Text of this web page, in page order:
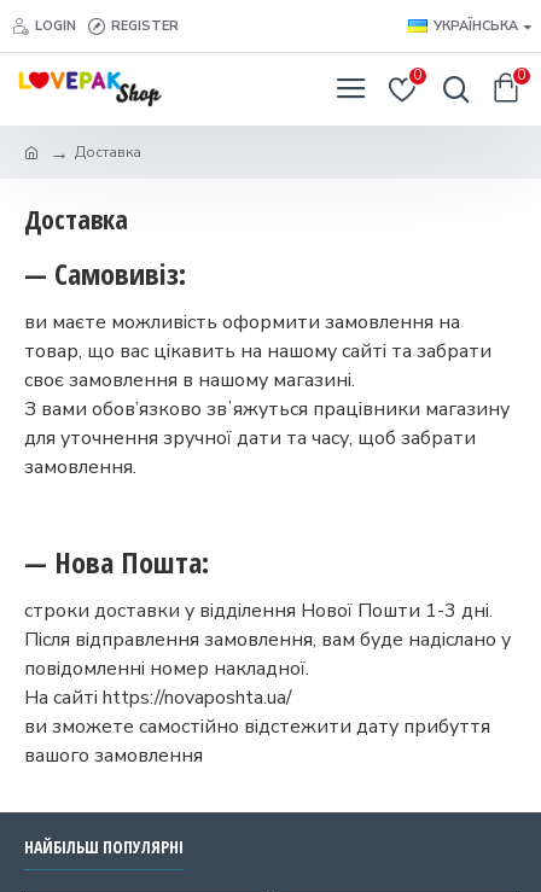
LOGIN REGISTER УКРАЇНСЬКА
0 0
Доставка
Доставка
— Самовивіз:
ви маєте можливість оформити замовлення на
товар, що вас цікавить на нашому сайті та забрати
своє замовлення в нашому магазині.
З вами обов’язково звʼяжуться працівники магазину
для уточнення зручної дати та часу, щоб забрати
замовлення.
— Нова Пошта:
строки доставки у відділення Нової Пошти 1-3 дні.
Після відправлення замовлення, вам буде надіслано у
повідомленні номер накладної.
На сайті https://novaposhta.ua/
ви зможете самостійно відстежити дату прибуття
вашого замовлення
НАЙБІЛЬШ ПОПУЛЯРНІ